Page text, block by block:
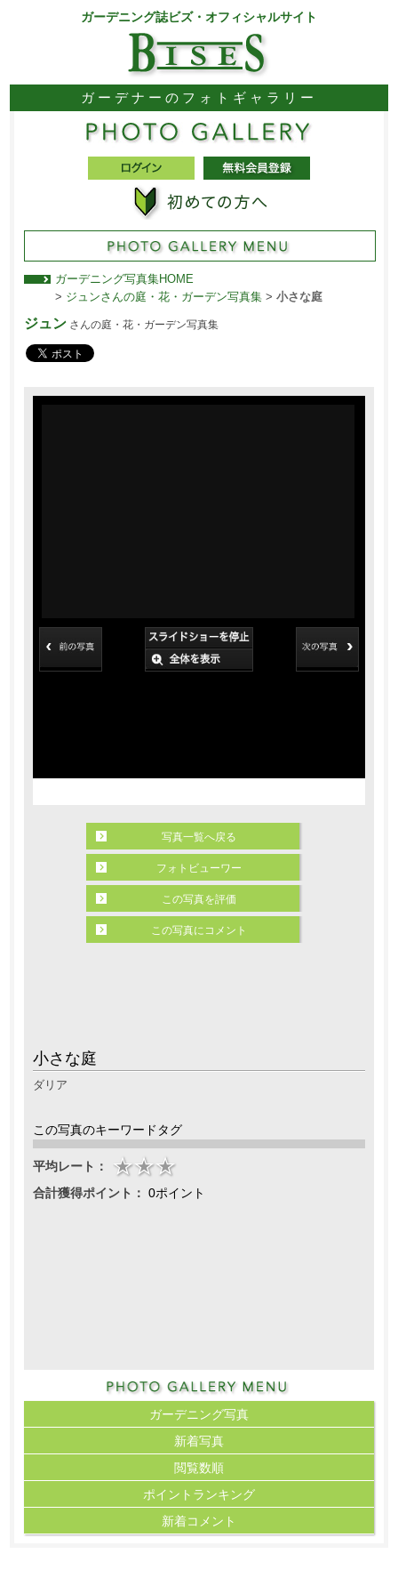
ガーデニング誌ビズ・オフィシャルサイト
ガーデナーのフォトギャラリー
ガーデニング写真集HOME
> ジュンさんの庭・花・ガーデン写真集> 小さな庭
ジュンさんの庭・花・ガーデン写真集
小さな庭
ダリア
この写真のキーワードタグ
平均レート：
合計獲得ポイント： 0ポイント
写真一覧へ戻る
フォトビューワー
この写真を評価
この写真にコメント
ガーデニング写真
新着写真
閲覧数順
ポイント ランキング
新着コメント